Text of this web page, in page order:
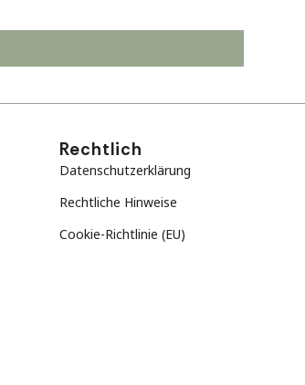
Rechtlich
Datenschutzerklärung
Rechtliche Hinweise
Cookie-Richtlinie (EU)